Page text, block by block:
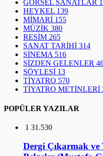
SÖYLEŞİ13
TİYATRO570
TİYATRO METİNLERİ
POPÜLER YAZILAR
131.530
Dergi Çıkarmak ve
Belgeler (Mustafa
210.276
Uzay İstilacıları:
Mekanın